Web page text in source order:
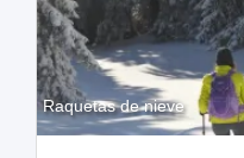
Raquetas de nieve